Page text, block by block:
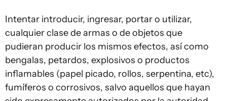
Intentar introducir, ingresar, portar o utilizar,
cualquier clase de armas o de objetos que
pudieran producir los mismos efectos, así como
bengalas, petardos, explosivos o productos
inflamables (papel picado, rollos, serpentina, etc),
fumíferos o corrosivos, salvo aquellos que hayan